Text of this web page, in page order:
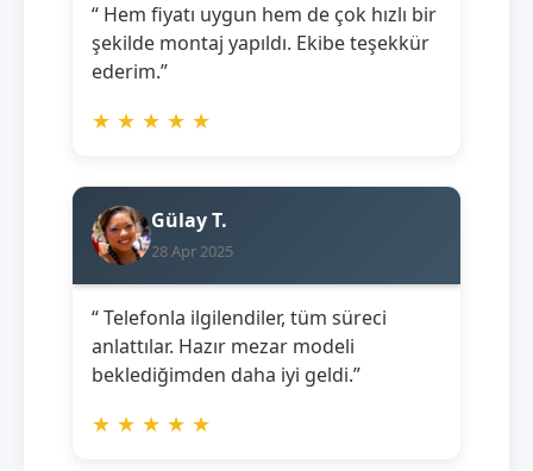
“ Hem fiyatı uygun hem de çok hızlı bir
şekilde montaj yapıldı. Ekibe teşekkür
ederim.”
★ ★ ★ ★ ★
Gülay T.
28 Apr 2025
“ Telefonla ilgilendiler, tüm süreci
anlattılar. Hazır mezar modeli
beklediğimden daha iyi geldi.”
★ ★ ★ ★ ★